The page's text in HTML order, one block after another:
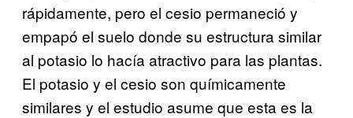
rápidamente, pero el cesio permaneció y
empapó el suelo donde su estructura similar
al potasio lo hacía atractivo para las plantas.
El potasio y el cesio son químicamente
similares y el estudio asume que esta es la